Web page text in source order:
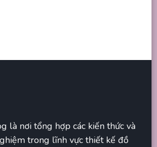
là nơi tổng hợp các kiến thức và
trong lĩnh vực thiết kế đồ